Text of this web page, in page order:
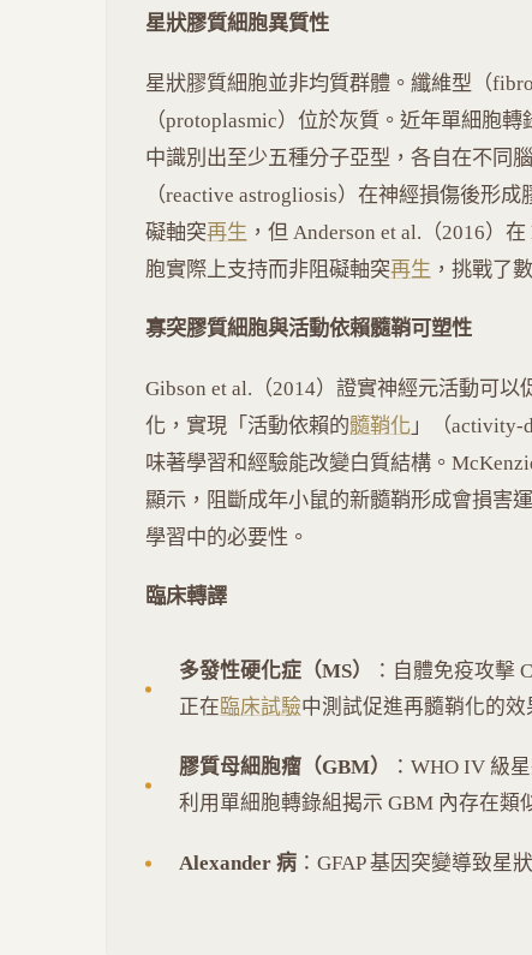
星狀膠質細胞異質性
星狀膠質細胞並非均質群體。纖維型（
（protoplasmic）位於灰質。近年單細胞
中識別出至少五種分子亞型，各自在不同
（reactive astrogliosis）在神經損傷後形
礙軸突再生 ，但 Anderson et al.（2016）
胞實際上支持而非阻礙軸突再生 ，挑戰了
寡突膠質細胞與活動依賴髓鞘可塑性
Gibson et al.（2014）證實神經元活動可
化，實現「活動依賴的髓鞘化 」（activity-
味著學習和經驗能改變白質結構。
顯示，阻斷成年小鼠的新髓鞘形成會損害
學習中的必要性。
臨床轉譯
多發性硬化症（MS） ：自體免疫攻擊
正在臨床試驗中測試促進再髓鞘化的效
膠質母細胞瘤（GBM）
：WHO IV 級
利用單細胞轉錄組揭示 GBM 內存在類
Alexander 病 ：GFAP 基因突變導致星